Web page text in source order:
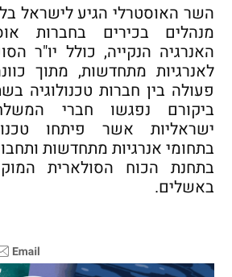
השר האוסטרלי הגיע לישראל
מנהלים בכירים בחברות
האנרגיה הנקייה, כולל יו"ר
לאנרגיות מתחדשות, מתוך
פעולה בין חברות טכנולוגיה
ביקורם נפגשו חברי
ישראליות אשר פיתחו
בתחומי אנרגיות מתחדשות
בתחנת הכוח הסולארית
באשלים.